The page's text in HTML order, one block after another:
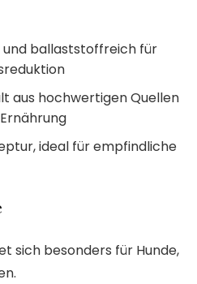
ballaststoffreich für
aus hochwertigen Quellen
ideal für empfindliche
sich besonders für Hunde,